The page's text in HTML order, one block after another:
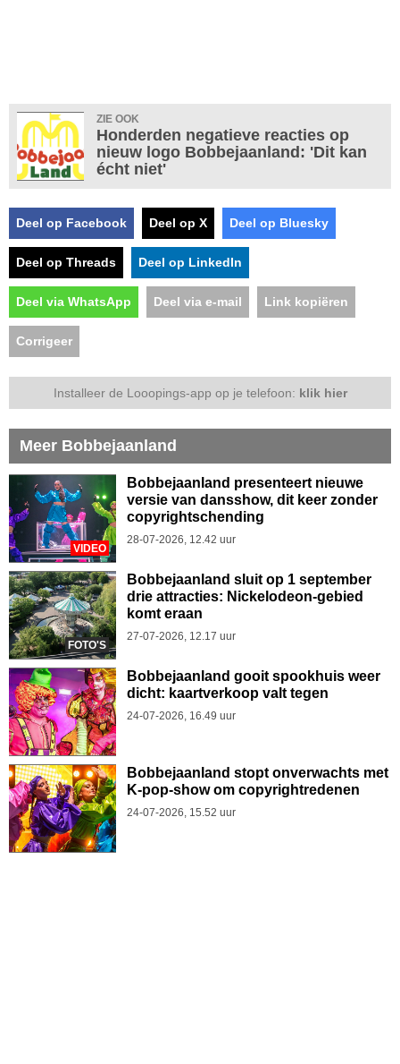
ZIE OOK
Honderden negatieve reacties op
nieuw logo Bobbejaanland: 'Dit kan
écht niet'
Deel op Facebook Deel op X Deel op Bluesky
Deel op Threads Deel op LinkedIn
Deel via WhatsApp Deel via e-mail Link kopiëren
Corrigeer
Installeer de Looopings-app op je telefoon: klik hier
Meer Bobbejaanland
VIDEO
Bobbejaanland presenteert nieuwe
versie van dansshow, dit keer zonder
copyrightschending
28-07-2026, 12.42 uur
FOTO'S
Bobbejaanland sluit op 1 september
drie attracties: Nickelodeon-gebied
komt eraan
27-07-2026, 12.17 uur
Bobbejaanland gooit spookhuis weer
dicht: kaartverkoop valt tegen
24-07-2026, 16.49 uur
Bobbejaanland stopt onverwachts met
K-pop-show om copyrightredenen
24-07-2026, 15.52 uur